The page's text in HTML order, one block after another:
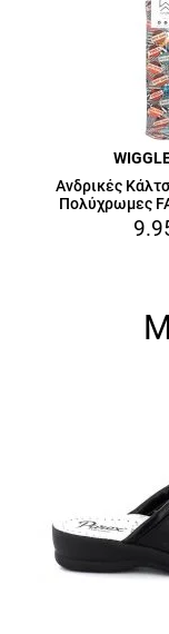
Ανδρικές
Πολύχρωμες